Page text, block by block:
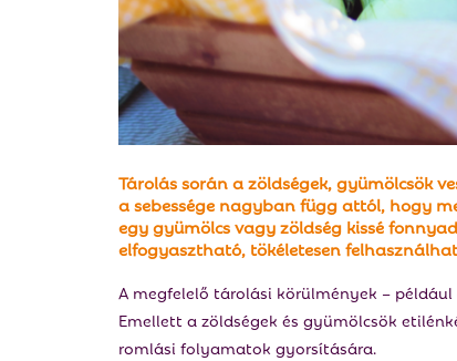
Tárolás során a zöldségek, gyümölcsök
a sebessége nagyban függ attól, hogy
egy gyümölcs vagy zöldség kissé
elfogyasztható, tökéletesen
A megfelelő tárolási körülmények –
Emellett a zöldségek és gyümölcsök
romlási folyamatok gyorsítására.